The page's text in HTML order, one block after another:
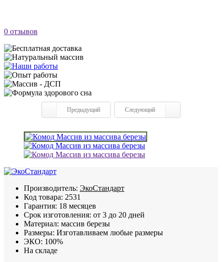
0 отзывов
Предыдущий Следующий
Производитель: ЭкоСтандарт
Код товара: 2531
Гарантия: 18 месяцев
Срок изготовления: от 3 до 20 дней
Материал: массив березы
Размеры: Изготавливаем любые размеры
ЭКО: 100%
На складе